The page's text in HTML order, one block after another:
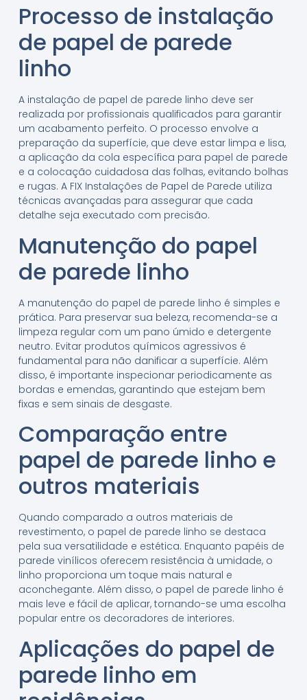
Processo de instalação
de papel de parede
linho
A instalação de papel de parede linho deve ser
realizada por profissionais qualificados para garantir
um acabamento perfeito. O processo envolve a
preparação da superfície, que deve estar limpa e lisa,
a aplicação da cola específica para papel de parede
e a colocação cuidadosa das folhas, evitando bolhas
e rugas. A FIX Instalações de Papel de Parede utiliza
técnicas avançadas para assegurar que cada
detalhe seja executado com precisão.
Manutenção do papel
de parede linho
A manutenção do papel de parede linho é simples e
prática. Para preservar sua beleza, recomenda-se a
limpeza regular com um pano úmido e detergente
neutro. Evitar produtos químicos agressivos é
fundamental para não danificar a superfície. Além
disso, é importante inspecionar periodicamente as
bordas e emendas, garantindo que estejam bem
fixas e sem sinais de desgaste.
Comparação entre
papel de parede linho e
outros materiais
Quando comparado a outros materiais de
revestimento, o papel de parede linho se destaca
pela sua versatilidade e estética. Enquanto papéis de
parede vinílicos oferecem resistência à umidade, o
linho proporciona um toque mais natural e
aconchegante. Além disso, o papel de parede linho é
mais leve e fácil de aplicar, tornando-se uma escolha
popular entre os decoradores de interiores.
Aplicações do papel de
parede linho em